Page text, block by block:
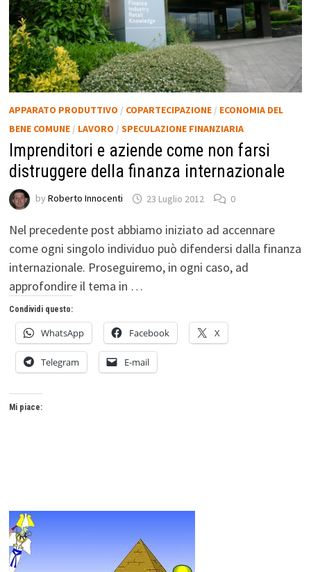
APPARATO PRODUTTIVO / COPARTECIPAZIONE/ ECONOMIA DEL
BENE COMUNE/ LAVORO / SPECULAZIONE FINANZIARIA
Imprenditori e aziende come non farsi
distruggere della finanza internazionale
by Roberto Innocenti 23 Luglio 2012 0
Nel precedente post abbiamo iniziato ad accennare
come ogni singolo individuo può difendersi dalla finanza
internazionale. Proseguiremo, in ogni caso, ad
approfondire il tema in …
Condividi questo:
WhatsApp Facebook X
Telegram E-mail
Mi piace: